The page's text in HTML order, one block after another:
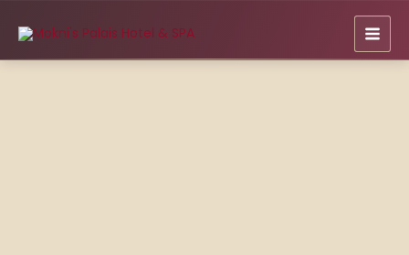
Inhalt
springen